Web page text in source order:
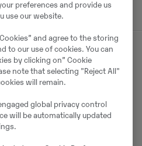
Produkte
preferences and provide us
use our website.
and agree to the storing
to our use of cookies. You can
by clicking on” Cookie
note that selecting "Reject All"
will remain.
global privacy control
will be automatically updated